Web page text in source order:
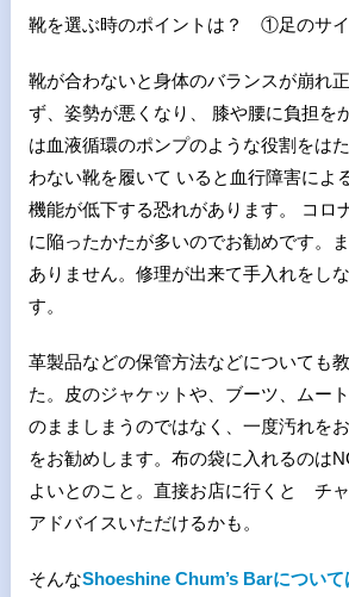
靴を選ぶ時のポイントは？ ①足のサ
靴が合わないと身体のバランスが崩れ
ず、姿勢が悪くなり、 膝や腰に負担を
は血液循環のポンプのような役割をは
わない靴を履いて いると血行障害によ
機能が低下する恐れがあります。 コロ
に陥ったかたが多いのでお勧めです。
ありません。修理が出来て手入れをし
す。
革製品などの保管方法などについても
た。皮のジャケットや、ブーツ、ムー
のまましまうのではなく、一度汚れを
をお勧めします。布の袋に入れるのは
よいとのこと。直接お店に行くと チ
アドバイスいただけるかも。
そんなShoeshine Chum’s Barについて